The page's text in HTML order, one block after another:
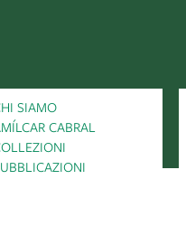
SIAMO
CABRAL